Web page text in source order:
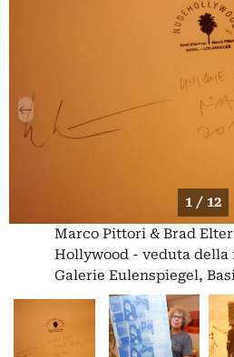
1 / 12
Marco Pittori & Brad
Hollywood - veduta della
Galerie Eulenspiegel,